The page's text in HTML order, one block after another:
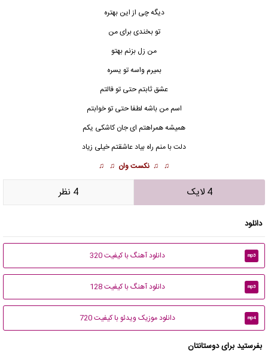
دیگه چی از این بهتره
تو بخندی برای من
من زل بزنم بهتو
بمیرم واسه تو یسره
عشق ثابتم حتی تو فالتم
اسم من باشه لطفا حتی تو خوابتم
همیشه همراهتم ای جان کاشکی یکم
دلت با منم راه بیاد عاشقتم خیلی زیاد
♫ ♫ نکست وان ♫ ♫
4 لایک 4 نظر
دانلود
mp3 دانلود آهنگ با کیفیت 320
mp3 دانلود آهنگ با کیفیت 128
mp4 دانلود موزیک ویدئو با کیفیت 720
بفرستید برای دوستانتان